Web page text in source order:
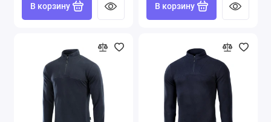
В корзину В корзину